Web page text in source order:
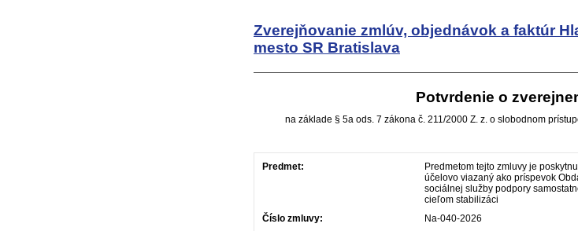
Zverejňovanie zmlúv, objednávok a faktúr
mesto SR Bratislava
Potvrdenie o
na základe § 5a ods. 7 zákona č. 211/2000 Z. z. o slobodnom
Predmet:
Predmetom tejto zmluvy je
účelovo viazaný ako príspevok
sociálnej služby podpory
cieľom stabilizáci
Číslo zmluvy:
Na-040-2026